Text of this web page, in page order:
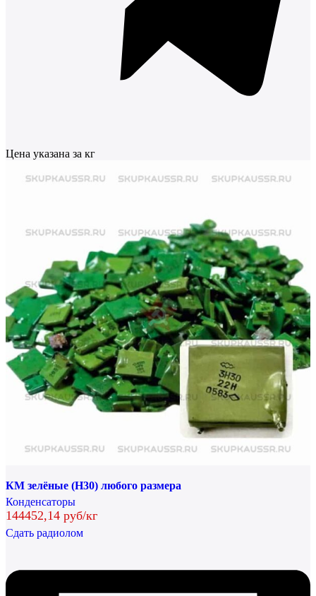
Цена указана за кг
КМ зелёные (Н30) любого размера
Конденсаторы
144452,14 руб/кг
Сдать радиолом